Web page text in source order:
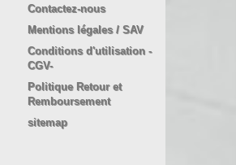
Contactez-nous
Mentions légales / SAV
Conditions d'utilisation -
CGV-
Politique Retour et
Remboursement
sitemap